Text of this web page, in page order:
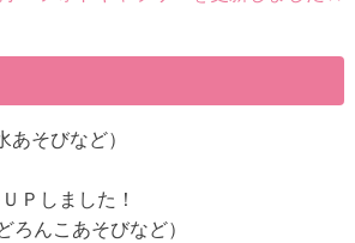
そびなど）
Ｐしました！
ろんこあそびなど）